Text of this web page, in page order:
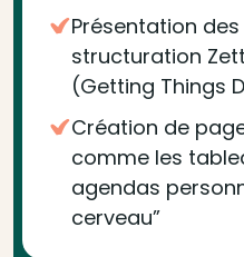
Présentation
structuration
(Getting Things
Création de
comme les
agendas
cerveau”